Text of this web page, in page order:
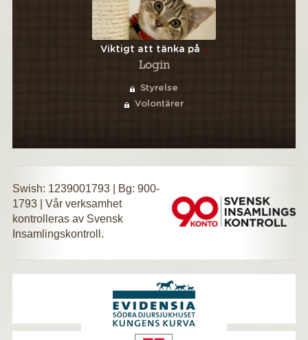
Viktigt att tänka på
Login
Styrelse
Volontärer
Swish: 1239001793 | Bg: 900-
1793 | Vår verksamhet
kontrolleras av Svensk
Insamlingskontroll.